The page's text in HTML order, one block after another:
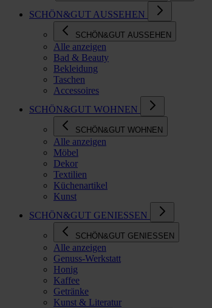
SCHÖN&GUT AUSSEHEN
SCHÖN&GUT AUSSEHEN
Alle anzeigen
Bad & Beauty
Bekleidung
Taschen
Accessoires
SCHÖN&GUT WOHNEN
SCHÖN&GUT WOHNEN
Alle anzeigen
Möbel
Dekor
Textilien
Küchenartikel
Kunst
SCHÖN&GUT GENIESSEN
SCHÖN&GUT GENIESSEN
Alle anzeigen
Genuss-Werkstatt
Honig
Kaffee
Getränke
Kunst & Literatur